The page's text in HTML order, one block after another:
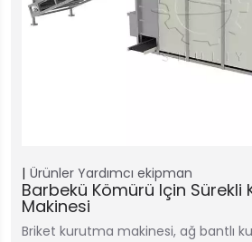
Ürünler Yardımcı ekipman
Barbekü Kömürü Için Sürekli
Makinesi
Briket kurutma makinesi, ağ bantlı